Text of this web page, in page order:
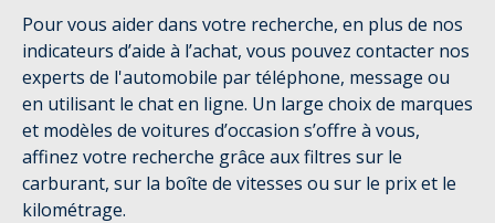
Pour vous aider dans votre recherche, en plus de nos
indicateurs d’aide à l’achat, vous pouvez contacter nos
experts de l'automobile par téléphone, message ou
en utilisant le chat en ligne. Un large choix de marques
et modèles de voitures d’occasion s’offre à vous,
affinez votre recherche grâce aux filtres sur le
carburant, sur la boîte de vitesses ou sur le prix et le
kilométrage.